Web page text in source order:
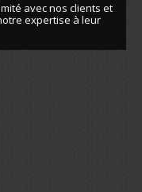
avec nos clients et
expertise à leur